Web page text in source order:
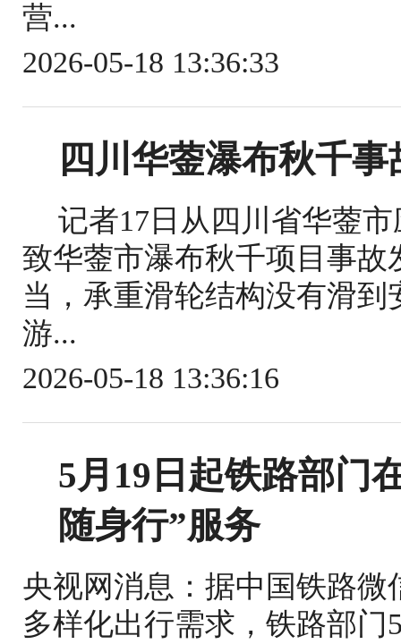
营...
2026-05-18 13:36:33
四川华蓥瀑布秋千
记者17日从四川省华蓥
致华蓥市瀑布秋千项目事
当，承重滑轮结构没有滑
游...
2026-05-18 13:36:16
5月19日起铁路部门
随身行”服务
央视网消息：据中国铁路
多样化出行需求，铁路部门